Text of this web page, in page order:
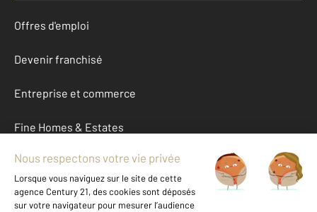
Offres d'emploi
Devenir franchisé
Entreprise et commerce
Fine Homes & Estates
À propos
International